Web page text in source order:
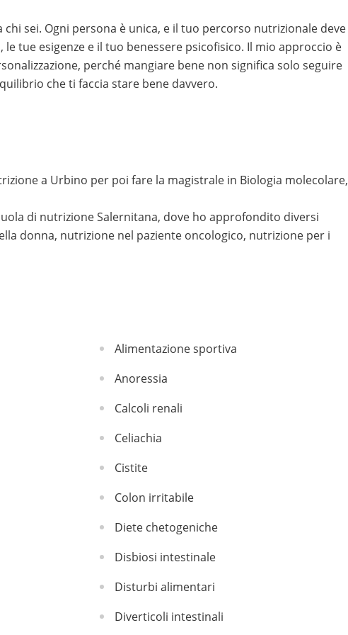
sei. Ogni persona è unica, e il tuo percorso nutrizionale deve
tue esigenze e il tuo benessere psicofisico. Il mio approccio è
perché mangiare bene non significa solo seguire
che ti faccia stare bene davvero.
a Urbino per poi fare la magistrale in Biologia molecolare,
di nutrizione Salernitana, dove ho approfondito diversi
donna, nutrizione nel paziente oncologico, nutrizione per i
Alimentazione sportiva
Anoressia
Calcoli renali
Celiachia
Cistite
Colon irritabile
Diete chetogeniche
Disbiosi intestinale
Disturbi alimentari
Diverticoli intestinali